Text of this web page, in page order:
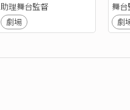
助理舞台監督
劇場
舞台
劇